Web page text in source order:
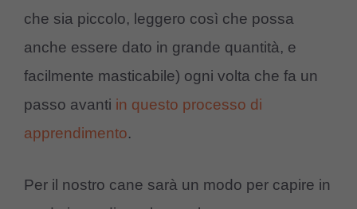
che sia piccolo, leggero così che possa
anche essere dato in grande quantità, e
facilmente masticabile) ogni volta che fa un
passo avanti in questo processo di
apprendimento.
Per il nostro cane sarà un modo per capire in